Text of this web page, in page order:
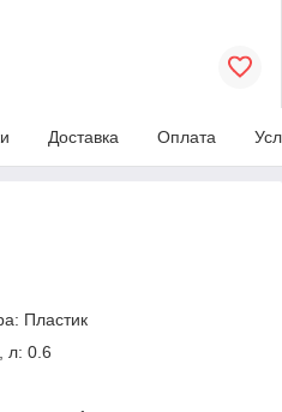
Доставка Оплата
Пластик
л: 0.6